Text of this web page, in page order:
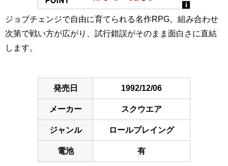
ジョブチェンジで自由に育てられる名作RPG。組み合わせ
次第で戦い方が広がり、試行錯誤がそのまま面白さに直結
します。
発売日 1992/12/06
メーカー スクウエア
ジャンル ロールプレイング
電池 有